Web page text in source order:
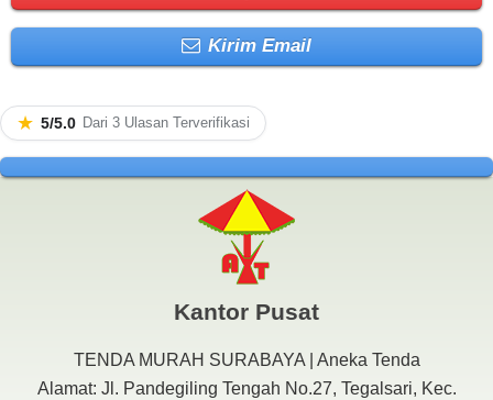
Kirim Email
★ 5/5.0 Dari 3 Ulasan Terverifikasi
Kantor Pusat
TENDA MURAH SURABAYA | Aneka Tenda
Alamat: Jl. Pandegiling Tengah No.27, Tegalsari, Kec.